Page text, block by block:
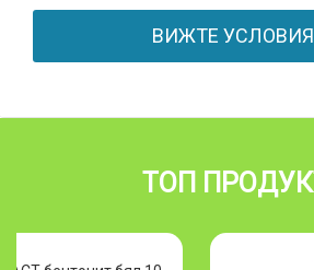
ВИЖТЕ
ТОП